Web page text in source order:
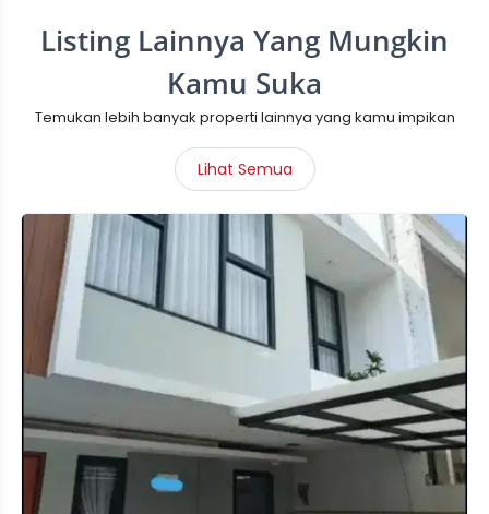
Listing Lainnya Yang Mungkin
Kamu Suka
Temukan lebih banyak properti lainnya yang kamu impikan
Lihat Semua